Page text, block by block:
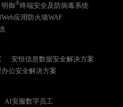
明御®终端安全及防病毒系统
Web应用防火墙WAF
安恒信息数据安全解决方案
公安全解决方案
AI安服数字员工